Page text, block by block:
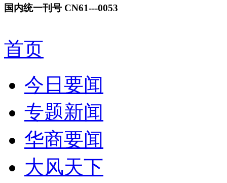
国内统一刊号 CN61---0053
首页
今日要闻
专题新闻
华商要闻
大风天下